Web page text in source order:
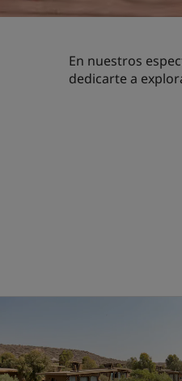
En nuestros
dedicarte a